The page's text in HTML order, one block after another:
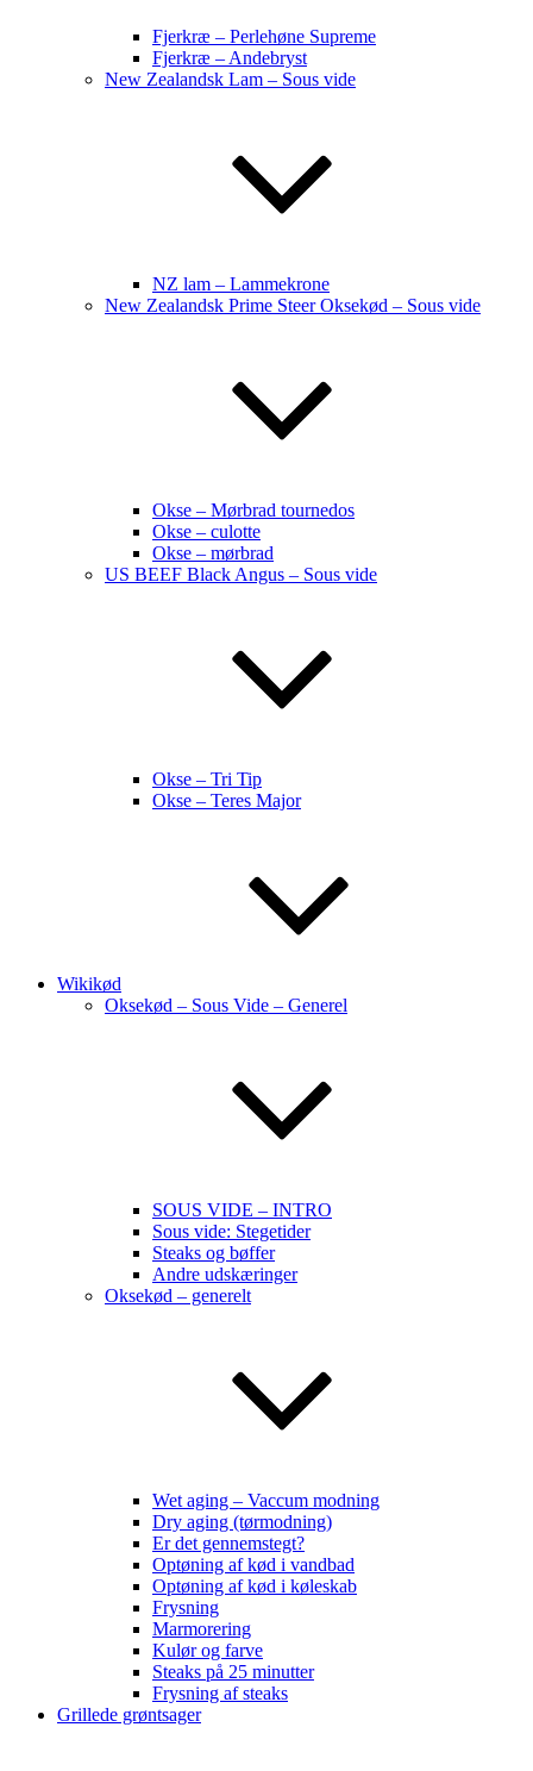
Fjerkræ – Perlehøne Supreme
Fjerkræ – Andebryst
New Zealandsk Lam – Sous vide
NZ lam – Lammekrone
New Zealandsk Prime Steer Oksekød – Sous vide
Okse – Mørbrad tournedos
Okse – culotte
Okse – mørbrad
US BEEF Black Angus – Sous vide
Okse – Tri Tip
Okse – Teres Major
Wikikød
Oksekød – Sous Vide – Generel
SOUS VIDE – INTRO
Sous vide: Stegetider
Steaks og bøffer
Andre udskæringer
Oksekød – generelt
Wet aging – Vaccum modning
Dry aging (tørmodning)
Er det gennemstegt?
Optøning af kød i vandbad
Optøning af kød i køleskab
Frysning
Marmorering
Kulør og farve
Steaks på 25 minutter
Frysning af steaks
Grillede grøntsager